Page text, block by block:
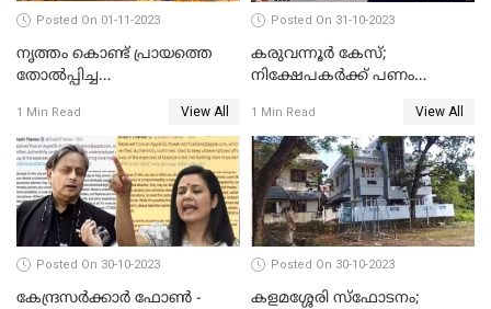
Posted On 01-11-2023
നൃത്തം കൊണ്ട് പ്രായത്തെ
തോല്‍പ്പിച്ച
അറുപത്തി ആറ്‌ അമ്മമാരുടെ
അരങ്ങേറ്റം
1 Min Read View All
Posted On 31-10-2023
കരുവന്നൂർ കേസ്;
നിക്ഷേപകർക്ക് പണം
നിബന്ധനകൾ അറിയാം
1 Min Read View All
Posted On 30-10-2023
കേന്ദ്രസര്‍ക്കാര്‍ ഫോണ്‍ -
Posted On 30-10-2023
കളമശ്ശേരി സ്ഫോടനം;